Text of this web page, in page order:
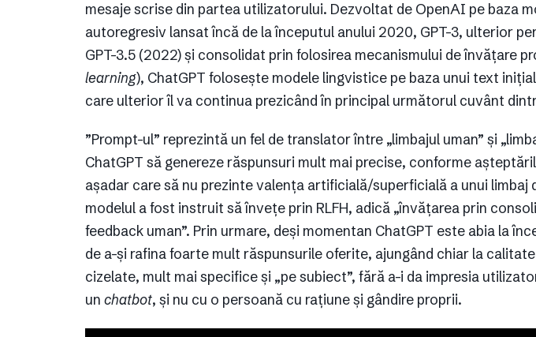
mesaje scrise din partea utilizatorului. Dezvoltat de OpenAI pe baza
autoregresiv lansat încă de la începutul anului 2020, GPT-3, ulterior
GPT-3.5 (2022) și consolidat prin folosirea mecanismului de învățare
learning), ChatGPT folosește modele lingvistice pe baza unui text
care ulterior îl va continua prezicând în principal următorul cuvânt
”Prompt-ul” reprezintă un fel de translator între „limbajul uman” și
ChatGPT să genereze răspunsuri mult mai precise, conforme
așadar care să nu prezinte valența artificială/superficială a unui limbaj
modelul a fost instruit să învețe prin RLFH, adică „învățarea prin
feedback uman”. Prin urmare, deși momentan ChatGPT este abia la
de a-și rafina foarte mult răspunsurile oferite, ajungând chiar la
cizelate, mult mai specifice și „pe subiect”, fără a-i da impresia
un chatbot, și nu cu o persoană cu rațiune și gândire proprii.